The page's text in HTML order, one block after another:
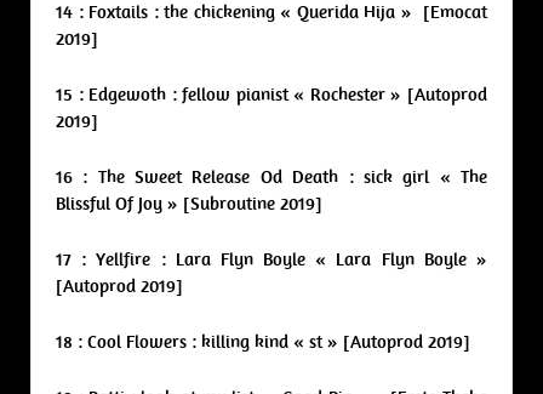
14 : Foxtails : the chickening « Querida Hija » [Emocat
2019]
15 : Edgewoth : fellow pianist « Rochester » [Autoprod
2019]
16 : The Sweet Release Od Death : sick girl « The
Blissful Of Joy » [Subroutine 2019]
17 : Yellfire : Lara Flyn Boyle « Lara Flyn Boyle »
[Autoprod 2019]
18 : Cool Flowers : killing kind « st » [Autoprod 2019]